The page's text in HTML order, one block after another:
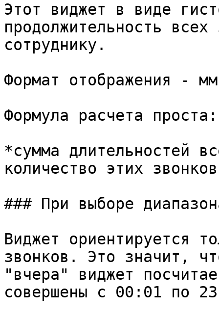
Этот виджет в виде
продолжительность
сотруднику.
Формат отображения -
Формула расчета проста:
*сумма длительностей
количество этих
### При выборе
Виджет ориентируется
звонков. Это значит,
"вчера" виджет
совершены с 00:01 по